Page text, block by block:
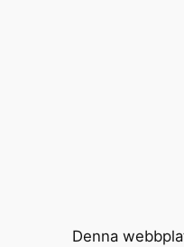
Denna